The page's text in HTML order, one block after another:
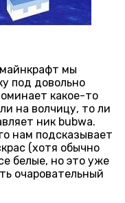
мы
под довольно
какое-то
на волчицу, то ли
ник bubwa.
нам подсказывает
(хотя обычно
белые, но это уже
очаровательный